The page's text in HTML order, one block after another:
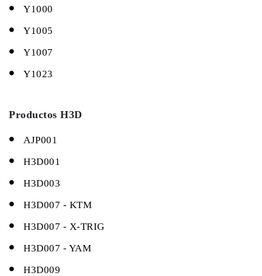
Y1000
Y1005
Y1007
Y1023
Productos H3D
AJP001
H3D001
H3D003
H3D007 - KTM
H3D007 - X-TRIG
H3D007 - YAM
H3D009